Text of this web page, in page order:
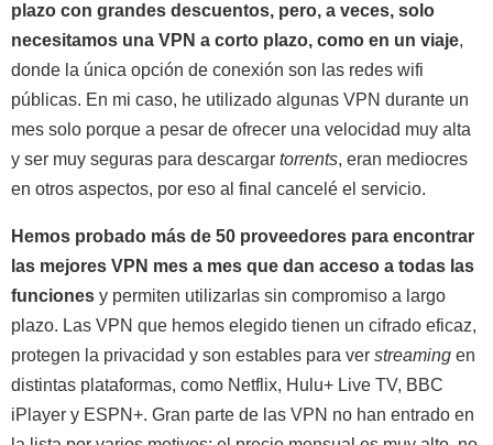
plazo con grandes descuentos, pero, a veces, solo
necesitamos una VPN a corto plazo, como en un viaje,
donde la única opción de conexión son las redes wifi
públicas. En mi caso, he utilizado algunas VPN durante un
mes solo porque a pesar de ofrecer una velocidad muy alta
y ser muy seguras para descargar torrents, eran mediocres
en otros aspectos, por eso al final cancelé el servicio.
Hemos probado más de 50 proveedores para encontrar
las mejores VPN mes a mes que dan acceso a todas las
funciones y permiten utilizarlas sin compromiso a largo
plazo. Las VPN que hemos elegido tienen un cifrado eficaz,
protegen la privacidad y son estables para ver streaming en
distintas plataformas, como Netflix, Hulu+ Live TV, BBC
iPlayer y ESPN+. Gran parte de las VPN no han entrado en